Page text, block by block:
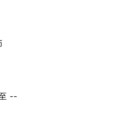
2013-03-15 至 --